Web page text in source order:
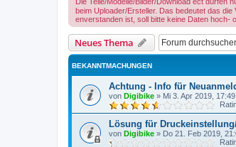
beim Uploader/Ersteller. Das bedeutet das
enverstanden ist, soll bitte keine Daten hoch-
Neues Thema
BEKANNTMACHUNGEN
Achtung - Info für
von Digibike » Mi 3. Apr 2019, 17:49
Lösung für
von Digibike » Do 21. Feb 2019,